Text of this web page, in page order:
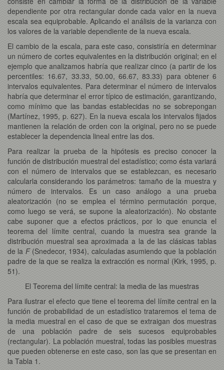
dependiente por otra rectangular donde cada valor en la nueva
escala sea equiprobable. Aplicando el análisis de la varianza con
los valores de la variable dependiente de la nueva escala.
El cambio de la escala, para este caso, consistiría en determinar
un número de cortes equivalentes en la distribución original; en el
ejemplo que analizamos habría que realizar cinco (a partir de los
percentiles: 16.67, 33.33, 50.00, 66.67, 83.33) para obtener 6
intervalos equivalentes. Para determinar el número de intervalos
habría que determinar el error típico de estimación, garantizando,
como mínimo que las bandas establecidas no se sobrepongan
(Martínez, 1995, p. 627). En la nueva escala los intervalos fijados
mantienen la relación de orden con la original, pero no se puede
establecer la dependencia lineal entre las dos.
Para realizar la prueba de la hipótesis es preciso conocer la
función de distribución muestral del estadístico; como ésta variará
con el número de intervalos que se establezcan, es necesario
calcularla considerando los parámetros: tamaño de la muestra y
número de intervalos. Es un caso análogo a una prueba
aleatorización (no se emplea el término permutación porque,
como luego se verá, se supone la aleatorización). No obstante
cabe suponer que a efectos prácticos, por lo que enuncia el
teorema del límite central, cuando la muestra sea grande la
distribución muestral sea aproximada a la de las clásicas tablas
de la F(Snedecor, 1934), calculadas asumiendo que la población
padre de la que se realiza la extracción es normal (Kirk, 1995, p.
51).
El Teorema del límite central: la media de las muestras
Para ilustrar el efecto que tiene el teorema del límite central en la
función de probabilidad de un estadístico trataremos el tema de
la media muestral en el caso de que se extraigan dos muestras
de una población padre de seis sucesos equiprobables
(rectangular). La población muestral, todas las posibles muestras
que pueden obtenerse en este caso, son las que se presentan en
la Tabla 1.